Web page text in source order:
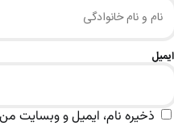
ایمیل
ذخیره نام، ایمیل و وبسایت من